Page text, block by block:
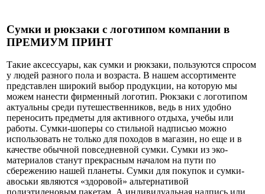
Сумки и рюкзаки с логотипом компании в
ПРЕМИУМ ПРИНТ
Такие аксессуары, как сумки и рюкзаки, пользуются спросом
у людей разного пола и возраста. В нашем ассортименте
представлен широкий выбор продукции, на которую мы
можем нанести фирменный логотип. Рюкзаки с логотипом
актуальны среди путешественников, ведь в них удобно
переносить предметы для активного отдыха, учебы или
работы. Сумки-шоперы со стильной надписью можно
использовать не только для походов в магазин, но еще и в
качестве обычной повседневной сумки. Сумки из эко-
материалов станут прекрасным началом на пути по
сбережению нашей планеты. Сумки для покупок и сумки-
авоськи являются «здоровой» альтернативой